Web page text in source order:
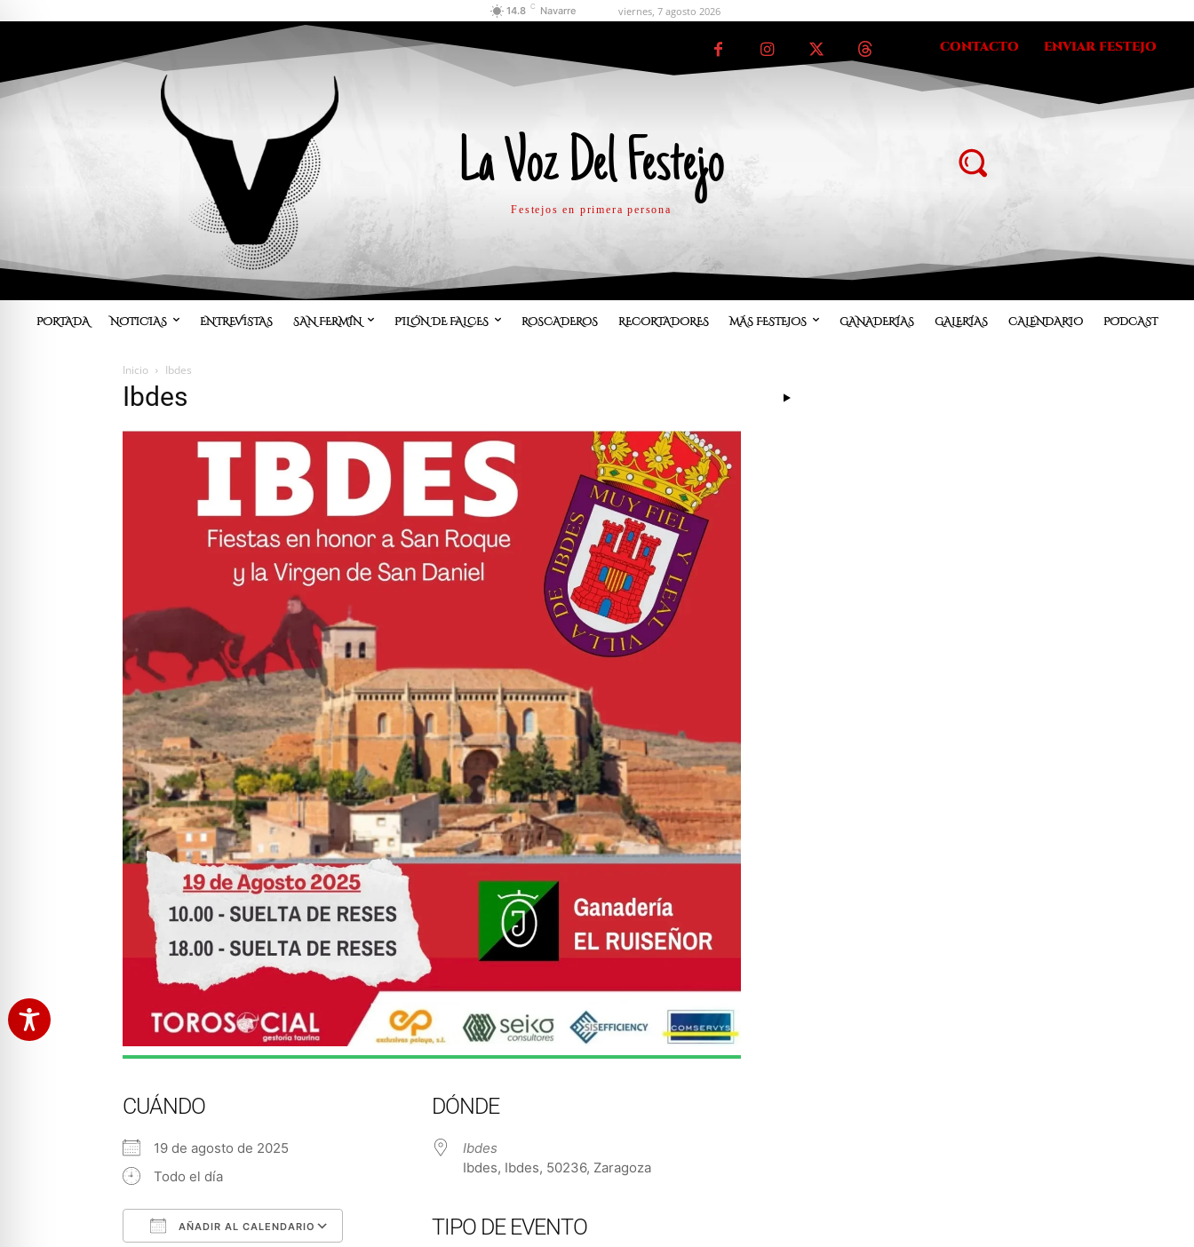
14.8 C Navarre viernes, 7 agosto 2026
La Voz Del Festejo
Festejos en primera persona
CONTACTO ENVIAR FESTEJO
PORTADA NOTICIAS ENTREVISTAS SAN FERMÍN PILÓN DE FALCES ROSCADEROS RECORTADORES MÁS FESTEJOS GANADERÍAS GALERÍAS CALENDARIO PODCAST
Inicio Ibdes
Ibdes
CUÁNDO
19 de agosto de 2025
Todo el día
AÑADIR AL CALENDARIO
DÓNDE
Ibdes
Ibdes, Ibdes, 50236, Zaragoza
TIPO DE EVENTO